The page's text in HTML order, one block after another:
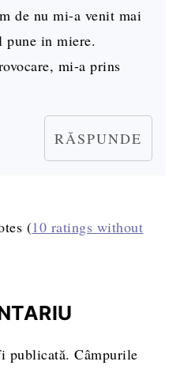
de nu mi-a venit mai
pune in miere.
mi-a prins
RĂSPUNDE
(10 ratings without
publicată. Câmpurile